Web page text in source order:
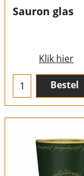
Sauron glas
Klik hier
Bestel